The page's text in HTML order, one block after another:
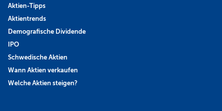
Aktien-Tipps
Aktientrends
Demografische Dividende
IPO
Schwedische Aktien
Wann Aktien verkaufen
Welche Aktien steigen?